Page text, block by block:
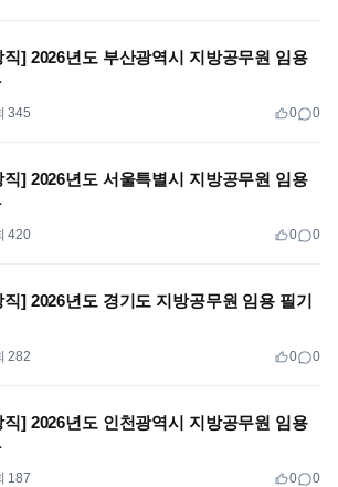
] 2026년도 부산광역시 지방공무원 임용
345 0 0
] 2026년도 서울특별시 지방공무원 임용
420 0 0
] 2026년도 경기도 지방공무원 임용 필기
282 0 0
] 2026년도 인천광역시 지방공무원 임용
187 0 0